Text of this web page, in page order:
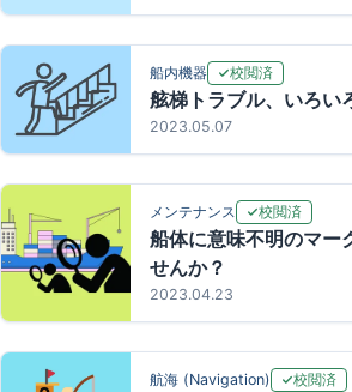
船内機器 校閲済
舷梯トラブル、いろい
2023.05.07
メンテナンス 校閲済
船体に意味不明のマー
せんか？
2023.04.23
航海 (Navigation) 校閲済